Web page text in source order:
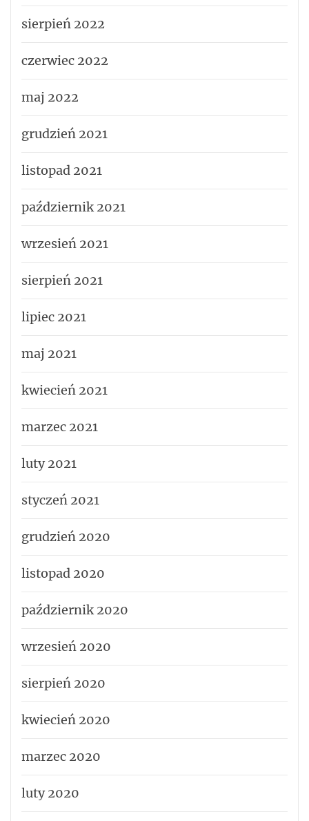
sierpień 2022
czerwiec 2022
maj 2022
grudzień 2021
listopad 2021
październik 2021
wrzesień 2021
sierpień 2021
lipiec 2021
maj 2021
kwiecień 2021
marzec 2021
luty 2021
styczeń 2021
grudzień 2020
listopad 2020
październik 2020
wrzesień 2020
sierpień 2020
kwiecień 2020
marzec 2020
luty 2020